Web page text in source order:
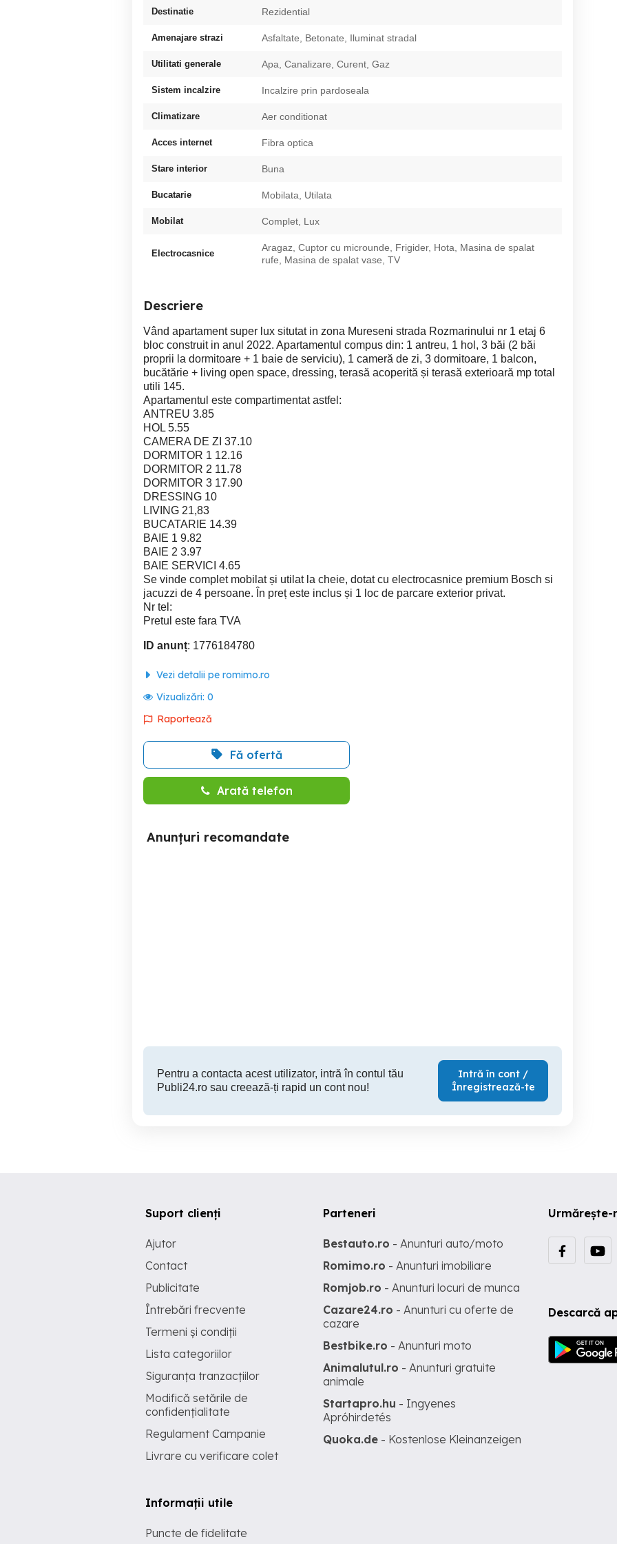
Destinatie Rezidential
Amenajare strazi Asfaltate, Betonate, Iluminat stradal
Utilitati generale Apa, Canalizare, Curent, Gaz
Sistem incalzire Incalzire prin pardoseala
Climatizare Aer conditionat
Acces internet Fibra optica
Stare interior Buna
Bucatarie Mobilata, Utilata
Mobilat Complet, Lux
Electrocasnice
Aragaz, Cuptor cu microunde, Frigider, Hota, Masina de spalat
rufe, Masina de spalat vase, TV
Descriere
Vând apartament super lux situtat in zona Mureseni strada Rozmarinului nr 1 etaj 6
bloc construit in anul 2022. Apartamentul compus din: 1 antreu, 1 hol, 3 băi (2 băi
proprii la dormitoare + 1 baie de serviciu), 1 cameră de zi, 3 dormitoare, 1 balcon,
bucătărie + living open space, dressing, terasă acoperită și terasă exterioară mp total
utili 145.
Apartamentul este compartimentat astfel:
ANTREU 3.85
HOL 5.55
CAMERA DE ZI 37.10
DORMITOR 1 12.16
DORMITOR 2 11.78
DORMITOR 3 17.90
DRESSING 10
LIVING 21,83
BUCATARIE 14.39
BAIE 1 9.82
BAIE 2 3.97
BAIE SERVICI 4.65
Se vinde complet mobilat și utilat la cheie, dotat cu electrocasnice premium Bosch si
jacuzzi de 4 persoane. În preț este inclus și 1 loc de parcare exterior privat.
Nr tel:
Pretul este fara TVA
ID anunț: 1776184780
Vezi detalii pe romimo.ro
Vizualizări: 0
Raportează
Fă ofertă
Arată telefon
Anunțuri recomandate
Pentru a contacta acest utilizator, intră în contul tău
Publi24.ro sau creează-ți rapid un cont nou!
Intră în cont /
Înregistrează-te
Urmărește-
Descarcă
Suport clienți
Ajutor
Contact
Publicitate
Întrebări frecvente
Termeni și condiții
Lista categoriilor
Siguranța tranzacțiilor
Modifică setările de
confidențialitate
Regulament Campanie
Livrare cu verificare colet
Informații utile
Puncte de fidelitate
Parteneri
Bestauto.ro - Anunturi auto/moto
Romimo.ro - Anunturi imobiliare
Romjob.ro - Anunturi locuri de munca
Cazare24.ro - Anunturi cu oferte de
cazare
Bestbike.ro - Anunturi moto
Animalutul.ro - Anunturi gratuite
animale
Startapro.hu - Ingyenes
Apróhirdetés
Quoka.de - Kostenlose Kleinanzeigen